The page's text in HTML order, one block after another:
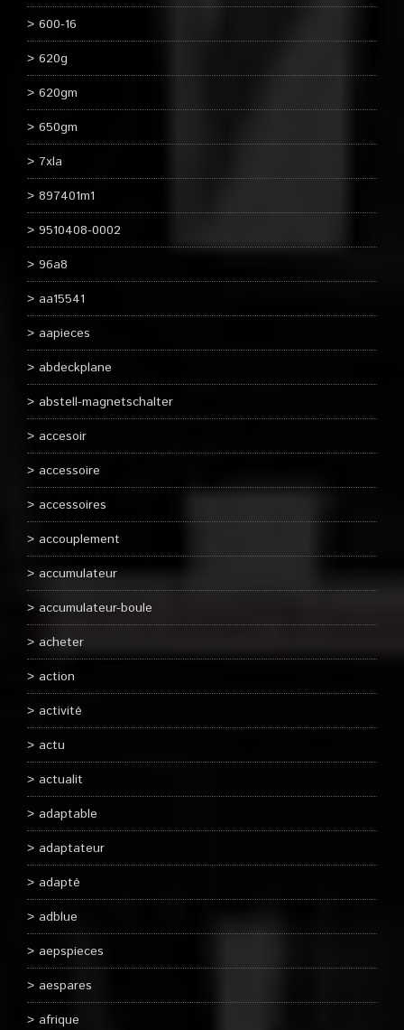
600-16
620g
620gm
650gm
7xla
897401m1
9510408-0002
96a8
aa15541
aapieces
abdeckplane
abstell-magnetschalter
accesoir
accessoire
accessoires
accouplement
accumulateur
accumulateur-boule
acheter
action
activité
actu
actualit
adaptable
adaptateur
adapté
adblue
aepspieces
aespares
afrique